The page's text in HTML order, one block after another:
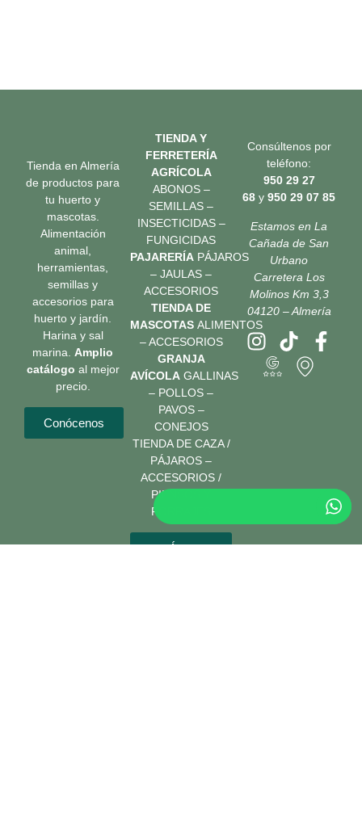
Tienda en Almería
de productos para
tu huerto y
mascotas.
Alimentación
animal,
herramientas,
semillas y
accesorios para
huerto y jardín.
Harina y sal
marina.Amplio
catálogo al mejor
precio.
Conócenos
TIENDA Y
FERRETERÍA
AGRÍCOLA
ABONOS –
SEMILLAS –
INSECTICIDAS –
FUNGICIDAS
PAJARERÍAPÁJAROS
– JAULAS –
ACCESORIOS
TIENDA DE
MASCOTASALIMENTOS
– ACCESORIOS
GRANJA
AVÍCOLAGALLINAS
– POLLOS –
PAVOS –
CONEJOS
TIENDA DE CAZA /
PÁJAROS –
ACCESORIOS /
PIENSOS Y
FORRAJES
Área
Consúltenos por
teléfono:
950 29 27
68 y950 29 07 85
Estamos en La
Cañada de San
Urbano
Carretera Los
Molinos Km 3,3
04120 – Almería